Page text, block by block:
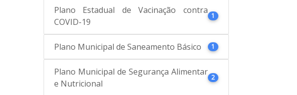
Plano Estadual de Vacinação contra
COVID-19
1
Plano Municipal de Saneamento Básico 1
Plano Municipal de Segurança Alimentar
e Nutricional
2